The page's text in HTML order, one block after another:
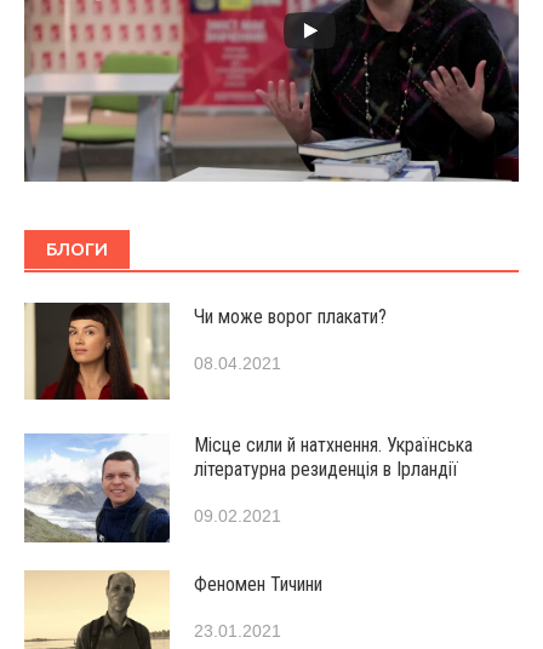
БЛОГИ
Чи може ворог плакати?
08.04.2021
Місце сили й натхнення. Українська
літературна резиденція в Ірландії
09.02.2021
Феномен Тичини
23.01.2021